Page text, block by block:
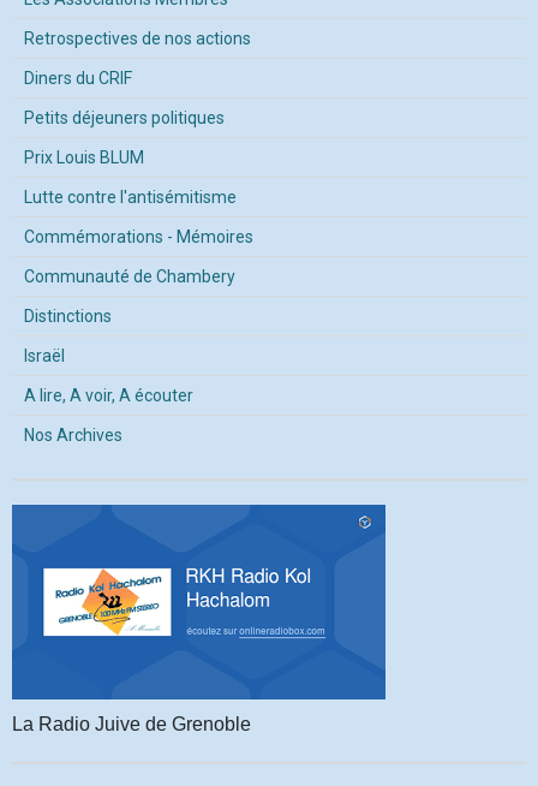
Retrospectives de nos actions
Diners du CRIF
Petits déjeuners politiques
Prix Louis BLUM
Lutte contre l'antisémitisme
Commémorations - Mémoires
Communauté de Chambery
Distinctions
Israël
A lire, A voir, A écouter
Nos Archives
La Radio Juive de Grenoble